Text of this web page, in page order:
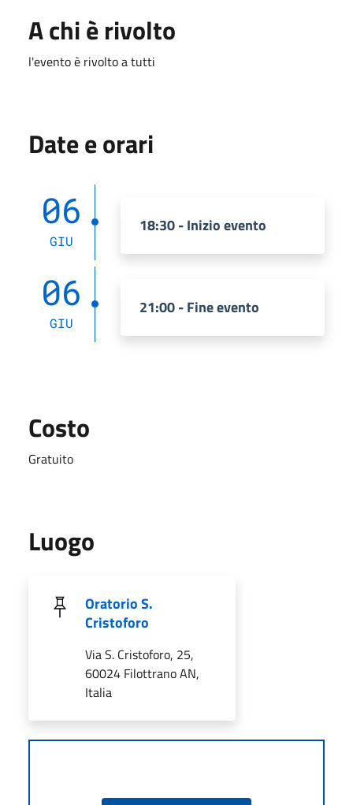
A chi è rivolto
l'evento è rivolto a tutti
Date e orari
06
GIU
18:30 - Inizio evento
06
GIU
21:00 - Fine evento
Costo
Gratuito
Luogo
Oratorio S.
Cristoforo
Via S. Cristoforo, 25,
60024 Filottrano AN,
Italia